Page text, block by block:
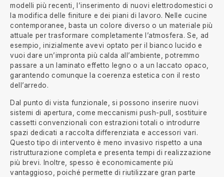
modelli più recenti, l’inserimento di nuovi elettrodomestici o
la modifica delle finiture e dei piani di lavoro. Nelle cucine
contemporanee, basta un colore diverso o un materiale più
attuale per trasformare completamente l’atmosfera. Se, ad
esempio, inizialmente avevi optato per il bianco lucido e
vuoi dare un’impronta più calda all’ambiente, potremmo
passare a un laminato effetto legno o a un laccato opaco,
garantendo comunque la coerenza estetica con il resto
dell’arredo.
Dal punto di vista funzionale, si possono inserire nuovi
sistemi di apertura, come meccanismi push-pull, sostituire
cassetti convenzionali con estrazioni totali o introdurre
spazi dedicati a raccolta differenziata e accessori vari.
Questo tipo di intervento è meno invasivo rispetto a una
ristrutturazione completa e presenta tempi di realizzazione
più brevi. Inoltre, spesso è economicamente più
vantaggioso, poiché permette di riutilizzare gran parte